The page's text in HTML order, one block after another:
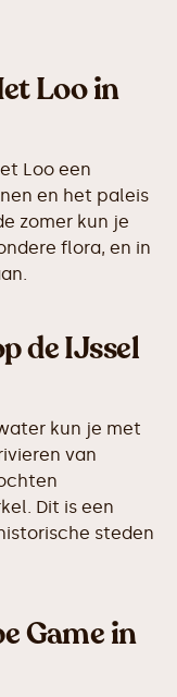
Loo in
Loo een
en het paleis
zomer kun je
flora, en in
de IJssel
kun je met
van
Dit is een
steden
Game in